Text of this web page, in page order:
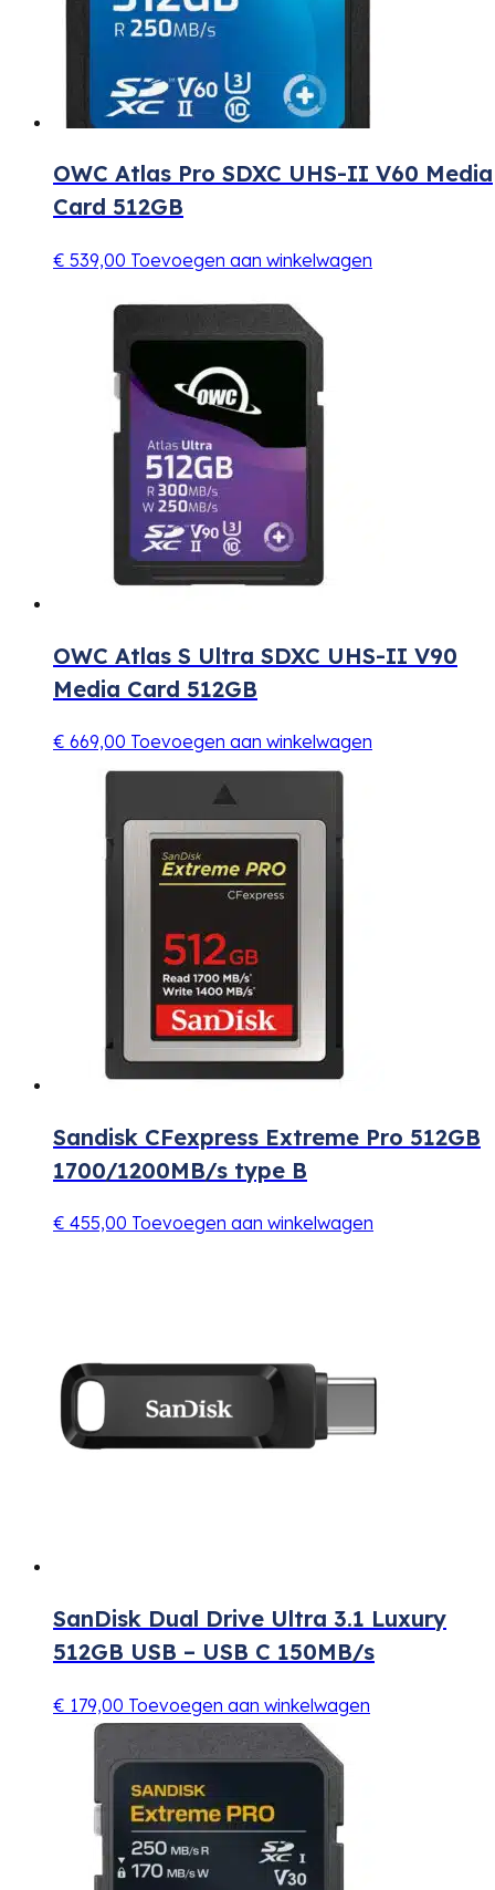
OWC Atlas Pro SDXC UHS-II V60 Media
Card 512GB
€ 539,00 Toevoegen aan winkelwagen
OWC Atlas S Ultra SDXC UHS-II V90
Media Card 512GB
€ 669,00 Toevoegen aan winkelwagen
Sandisk CFexpress Extreme Pro 512GB
1700/1200MB/s type B
€ 455,00 Toevoegen aan winkelwagen
SanDisk Dual Drive Ultra 3.1 Luxury
512GB USB – USB C 150MB/s
€ 179,00 Toevoegen aan winkelwagen